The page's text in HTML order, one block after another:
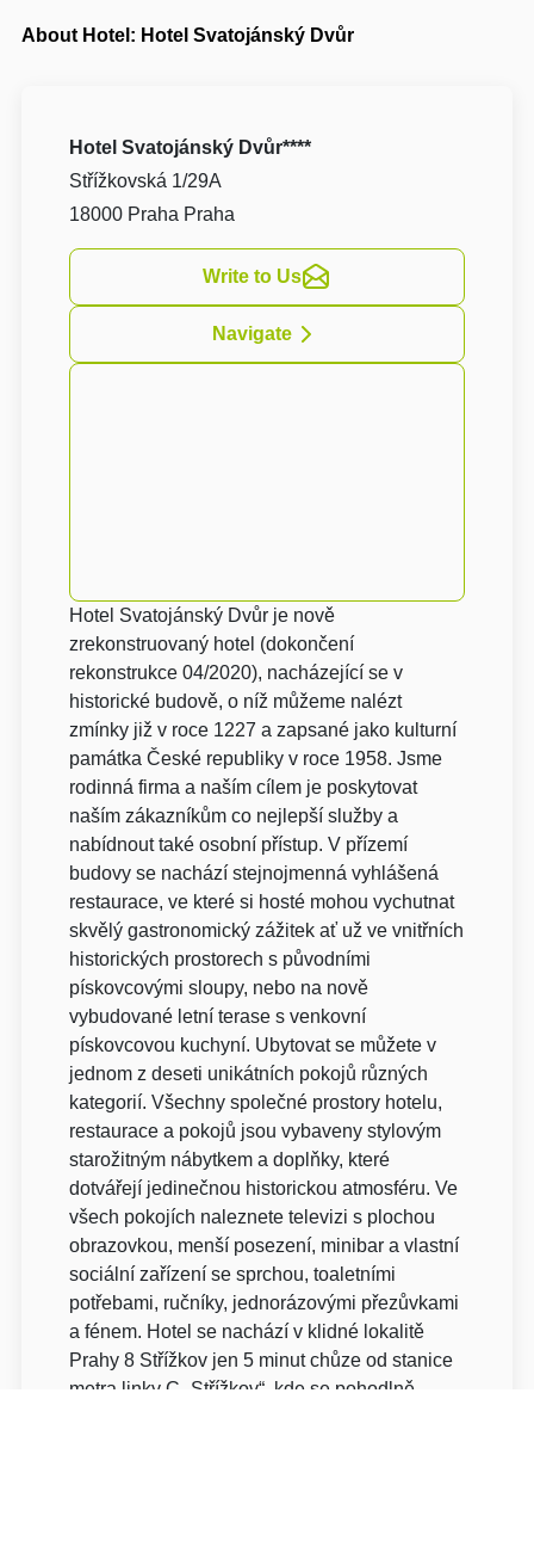
About Hotel: Hotel Svatojánský Dvůr
Hotel Svatojánský Dvůr****
Střížkovská 1/29A
18000 Praha Praha
Write to Us
Navigate
Hotel Svatojánský Dvůr je nově
zrekonstruovaný hotel (dokončení
rekonstrukce 04/2020), nacházející se v
historické budově, o níž můžeme nalézt
zmínky již v roce 1227 a zapsané jako kulturní
památka České republiky v roce 1958. Jsme
rodinná firma a naším cílem je poskytovat
naším zákazníkům co nejlepší služby a
nabídnout také osobní přístup. V přízemí
budovy se nachází stejnojmenná vyhlášená
restaurace, ve které si hosté mohou vychutnat
skvělý gastronomický zážitek ať už ve vnitřních
historických prostorech s původními
pískovcovými sloupy, nebo na nově
vybudované letní terase s venkovní
pískovcovou kuchyní. Ubytovat se můžete v
jednom z deseti unikátních pokojů různých
kategorií. Všechny společné prostory hotelu,
restaurace a pokojů jsou vybaveny stylovým
starožitným nábytkem a doplňky, které
dotvářejí jedinečnou historickou atmosféru. Ve
všech pokojích naleznete televizi s plochou
obrazovkou, menší posezení, minibar a vlastní
sociální zařízení se sprchou, toaletními
potřebami, ručníky, jednorázovými přezůvkami
a fénem. Hotel se nachází v klidné lokalitě
Prahy 8 Střížkov jen 5 minut chůze od stanice
metra linky C „Střížkov“, kde se pohodlně